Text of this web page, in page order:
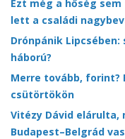
Ezt még a hőség
lett a családi
Drónpánik
háború?
Merre tovább, forint?
csütörtökön
Vitézy Dávid
Budapest–Belgrád